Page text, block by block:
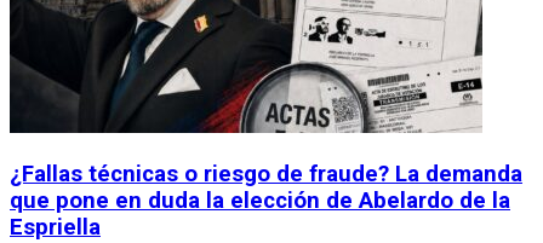
¿Fallas técnicas o riesgo de fraude? La demanda
que pone en duda la elección de Abelardo de la
Espriella